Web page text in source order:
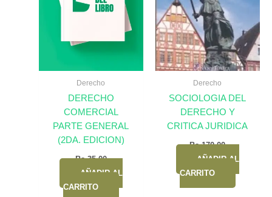
Derecho
DERECHO
COMERCIAL
PARTE GENERAL
(2DA. EDICION)
Bs.35,00
AÑADIR AL
CARRITO
Derecho
SOCIOLOGIA DEL
DERECHO Y
CRITICA JURIDICA
Bs.170,00
AÑADIR AL
CARRITO